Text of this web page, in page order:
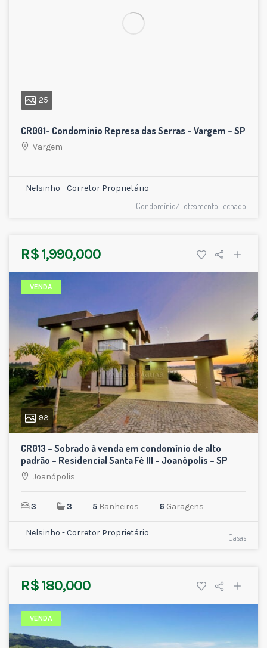
25
CR001- Condomínio Represa das Serras – Vargem – SP
Vargem
Nelsinho - Corretor Proprietário
Condomínio/Loteamento Fechado
R$ 1,990,000
VENDA
93
CR013 – Sobrado à venda em condomínio de alto
padrão – Residencial Santa Fé III – Joanópolis – SP
Joanópolis
3 3 5 Banheiros 6 Garagens
Nelsinho - Corretor Proprietário Casas
R$ 180,000
VENDA